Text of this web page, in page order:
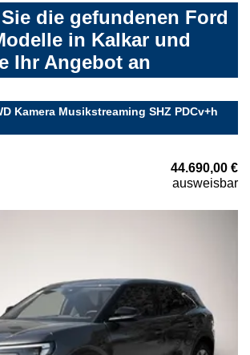
die gefundenen Ford
in Kalkar und
Ihr Angebot an
Kamera Musikstreaming SHZ PDCv+h
44.690,00 €
ausweisbar